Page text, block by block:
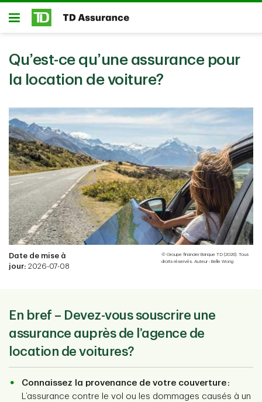
Passer au contenu principal
Ouvert
Qu’est-ce qu’une assurance pour
la location de voiture?
Date de mise à
jour: 2026-07-08
© Groupe financier Banque TD (2026). Tous
droits réservés. Auteur : Belle Wong
En bref – Devez-vous souscrire une
assurance auprès de l’agence de
location de voitures?
Connaissez la provenance de votre couverture :
L’assurance contre le vol ou les dommages causés à un